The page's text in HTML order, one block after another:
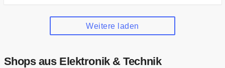
Weitere laden
Shops aus Elektronik & Technik